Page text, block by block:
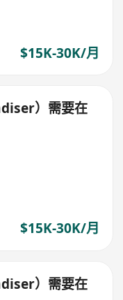
$15K-30K/月
）需要在
$15K-30K/月
）需要在